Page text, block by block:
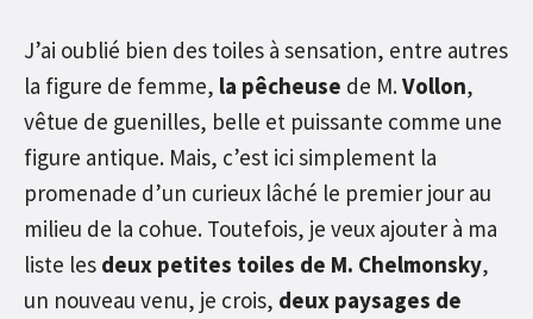
J’ai oublié bien des toiles à sensation, entre autres
la figure de femme, la pêcheuse de M.Vollon,
vêtue de guenilles, belle et puissante comme une
figure antique. Mais, c’est ici simplement la
promenade d’un curieux lâché le premier jour au
milieu de la cohue. Toutefois, je veux ajouter à ma
liste les deux petites toiles de M. Chelmonsky,
un nouveau venu, je crois, deux paysages de